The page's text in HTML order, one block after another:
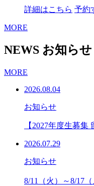
詳細はこちら 予約
MORE
NEWS お知らせ
MORE
2026.08.04
お知らせ
【2027年度生募集
2026.07.29
お知らせ
8/11（火）～8/17